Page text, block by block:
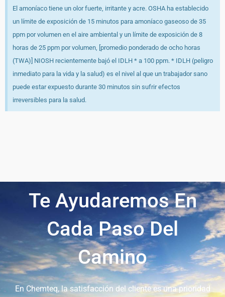
El amoníaco tiene un olor fuerte, irritante y acre. OSHA ha establecido
un límite de exposición de 15 minutos para amoníaco gaseoso de 35
ppm por volumen en el aire ambiental y un límite de exposición de 8
horas de 25 ppm por volumen, [promedio ponderado de ocho horas
(TWA)] NIOSH recientemente bajó el IDLH * a 100 ppm. * IDLH (peligro
inmediato para la vida y la salud) es el nivel al que un trabajador sano
puede estar expuesto durante 30 minutos sin sufrir efectos
irreversibles para la salud.
Te Ayudaremos En
Cada Paso Del
Camino
En Chemteq, la satisfacción del cliente es una prioridad